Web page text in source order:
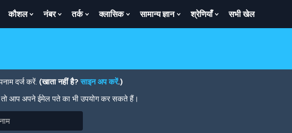
Show
कौशल
Show
Submenu
नंबर
Show
Submenu
तर्क
Show
Submenu
क्लासिक
Show
Submenu
सामान्य ज्ञान
Show
Submenu
श्रेणियाँ
Show
Submenu
सभी खेल
दर्ज करें. (खाता नहीं है?साइन अप करें.)
आप अपने ईमेल पते का भी उपयोग कर सकते हैं।